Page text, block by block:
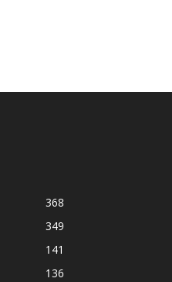
368
349
141
136